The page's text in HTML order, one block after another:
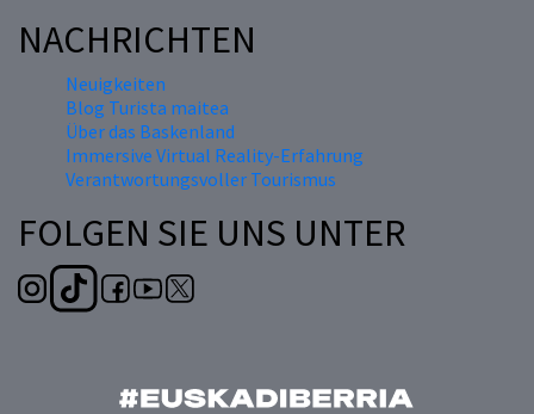
NACHRICHTEN
Neuigkeiten
Blog Turista maitea
Über das Baskenland
Immersive Virtual Reality-Erfahrung
Verantwortungsvoller Tourismus
FOLGEN SIE UNS UNTER